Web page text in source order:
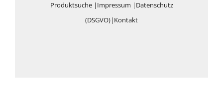
Produktsuche| Impressum | Datenschutz
(DSGVO)| Kontakt